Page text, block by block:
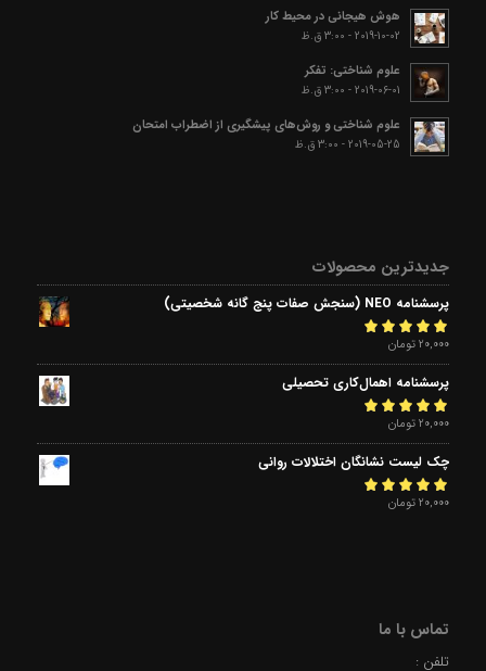
هوش هیجانی در محیط کار
2019-10-02 - 3:00 ق.ظ
علوم شناختی: تفکر
2019-06-01 - 3:00 ق.ظ
علوم شناختی و روش‌های پیشگیری از اضطراب امتحان
2019-05-25 - 3:00 ق.ظ
جدیدترین محصولات
پرسشنامه NEO (سنجش صفات پنج گانه شخصیتی)
امتیاز5.00از 5 20,000 تومان
پرسشنامه اهمال‌کاری تحصیلی
امتیاز5.00از 5 20,000 تومان
چک لیست نشانگان اختلالات روانی
امتیاز5.00از 5 20,000 تومان
تماس با ما
تلفن :